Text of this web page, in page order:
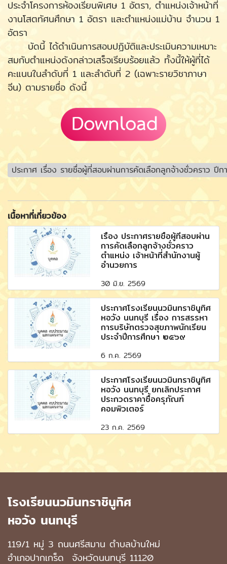
ประจำโครงการห้องเรียนพิเศษ 1 อัตรา, ตำแหน่งเจ้าหน้าที่
งานโสตทัศนศึกษา 1 อัตรา และตำแหน่งแม่บ้าน จำนวน 1
อัตรา
บัดนี้ ได้ดำเนินการสอบปฏิบัติและประเมินความเหมาะ
สมกับตำแหน่งดังกล่าวเสร็จเรียบร้อยแล้ว ทั้งนี้ให้ผู้ที่ได้
คะแนนในลำดับที่ 1 และลำดับที่ 2 (เฉพาะรายวิชาภาษา
จีน) ตามรายชื่อ ดังนี้
ประกาศ เรื่อง รายชื่อผู้ที่สอบผ่านการคัดเลือกลูกจ้างชั่วคราว ปี
เนื้อหาที่เกี่ยวข้อง
เรื่อง ประกาศรายชื่อผู้ที่สอบผ่าน
การคัดเลือกลูกจ้างชั่วคราว
ตำแหน่ง เจ้าหน้าที่สำนักงานผู้
อำนวยการ
30 มิ.ย. 2569
ประกาศโรงเรียนนวมินทราชินูทิศ
หอวัง นนทบุรี เรื่อง การสรรหา
การบริษัทตรวจสุขภาพนักเรียน
ประจำปีการศึกษา ๒๕๖๙
6 ก.ค. 2569
ประกาศโรงเรียนนวมินทราชินูทิศ
หอวัง นนทบุรี ยกเลิกประกาศ
ประกวดราคาซื้อครุภัณฑ์
คอมพิวเตอร์
23 ก.ค. 2569
โรงเรียนนวมินทราชินูทิศ
หอวัง นนทบุรี
119/1 หมู่ 3 ถนนศรีสมาน ตำบลบ้านใหม่
อำเภอปากเกร็ด จังหวัดนนทบุรี 11120